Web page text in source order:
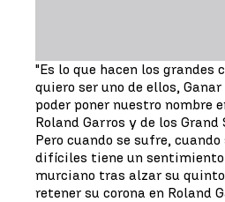
"Es lo que hacen los grandes
quiero ser uno de ellos,
poder poner nuestro nombre
Roland Garros y de los
Pero cuando se sufre,
difíciles tiene un
murciano tras alzar su
retener su corona en Roland